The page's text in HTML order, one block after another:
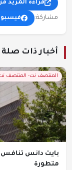
قراءة المزيد
مشاركة:
أخبار ذات صلة
المنتصف نت- المنتصف
بايت دانس تنافس
متطورة